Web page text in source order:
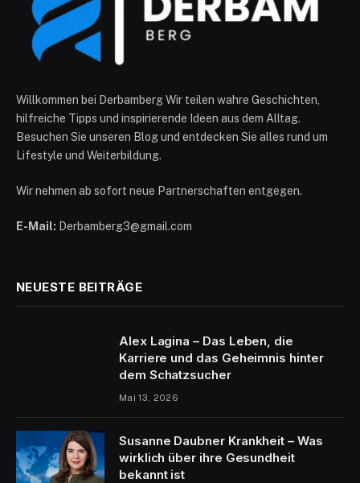
Willkommen bei Derbamberg Wir teilen wahre Geschichten,
hilfreiche Tipps und inspirierende Ideen aus dem Alltag.
Besuchen Sie unseren Blog und entdecken Sie alles rund um
Lifestyle und Weiterbildung.
Wir nehmen ab sofort neue Partnerschaften entgegen.
E-Mail: Derbamberg3@gmail.com
NEUESTE BEITRÄGE
Alex Lagina – Das Leben, die
Karriere und das Geheimnis hinter
dem Schatzsucher
Mai 13, 2026
Susanne Daubner Krankheit – Was
wirklich über ihre Gesundheit
bekannt ist